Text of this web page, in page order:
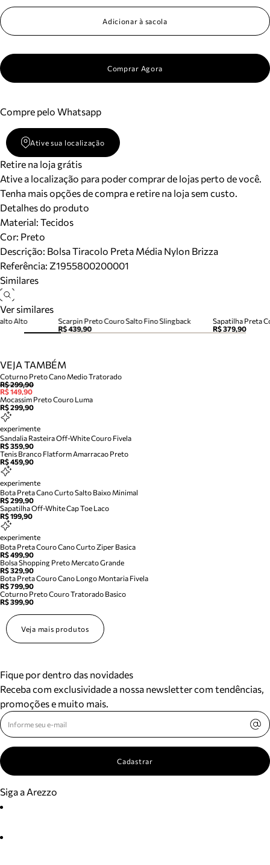
Adicionar à sacola
Comprar Agora
Compre pelo Whatsapp
Ative sua localização
Retire na loja grátis
Ative a localização para poder comprar de lojas perto de você.
Tenha mais opções de compra e retire na loja sem custo.
Detalhes do produto
Material: Tecidos
Cor: Preto
Descrição: Bolsa Tiracolo Preta Média Nylon Brizza
Referência: Z1955800200001
Similares
Ver similares
Scarpin Preto Couro Salto Fino Slingback
R$ 439,90
Sapatilha Preta
R$ 379,90
Alto
VEJA TAMBÉM
Coturno Preto Cano Medio Tratorado
R$ 299,90
R$ 149,90
Mocassim Preto Couro Luma
R$ 299,90
experimente
Sandalia Rasteira Off-White Couro Fivela
R$ 359,90
Tenis Branco Flatform Amarracao Preto
R$ 459,90
experimente
Bota Preta Cano Curto Salto Baixo Minimal
R$ 299,90
Sapatilha Off-White Cap Toe Laco
R$ 199,90
experimente
Bota Preta Couro Cano Curto Ziper Basica
R$ 499,90
Bolsa Shopping Preto Mercato Grande
R$ 329,90
Bota Preta Couro Cano Longo Montaria Fivela
R$ 799,90
Coturno Preto Couro Tratorado Basico
R$ 399,90
Veja mais produtos
Fique por dentro das novidades
Receba com exclusividade a nossa newsletter com tendências,
promoções e muito mais.
Cadastrar
Siga a Arezzo